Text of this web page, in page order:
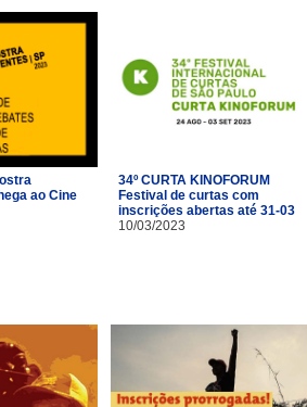
ao Cine
34º CURTA KINOFORUM
Festival de curtas com
inscrições abertas até 31-03
10/03/2023